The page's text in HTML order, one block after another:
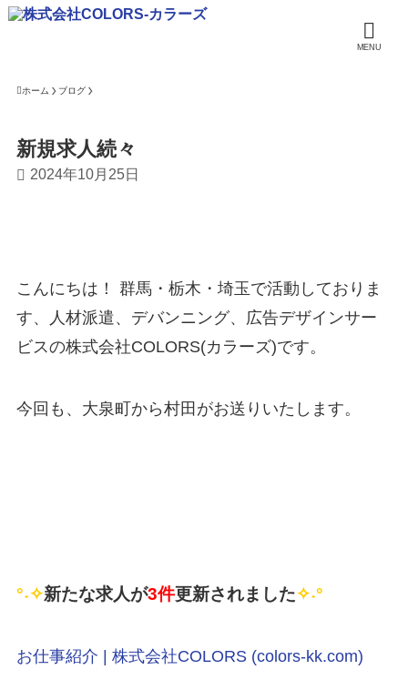
MENU
ホーム ブログ
新規求人続々
2024年10月25日
こんにちは！ 群馬・栃木・埼玉で活動しておりま
す、人材派遣、デバンニング、広告デザインサー
ビスの株式会社COLORS(カラーズ)です。
今回も、大泉町から村田がお送りいたします。
°˖✧新たな求人が3件更新されました✧˖°
お仕事紹介 | 株式会社COLORS (colors-kk.com)